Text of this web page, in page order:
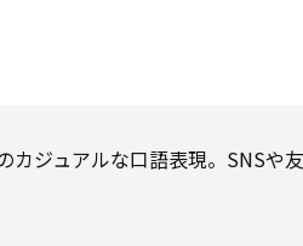
カジュアルな口語表現。SNSや